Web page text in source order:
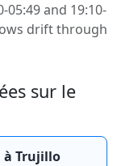
and 19:10-
drift through
sur le
à Trujillo